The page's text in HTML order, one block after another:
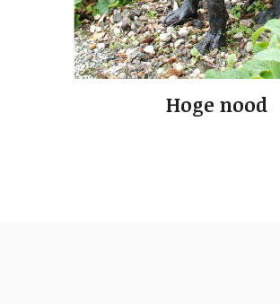
Hoge nood